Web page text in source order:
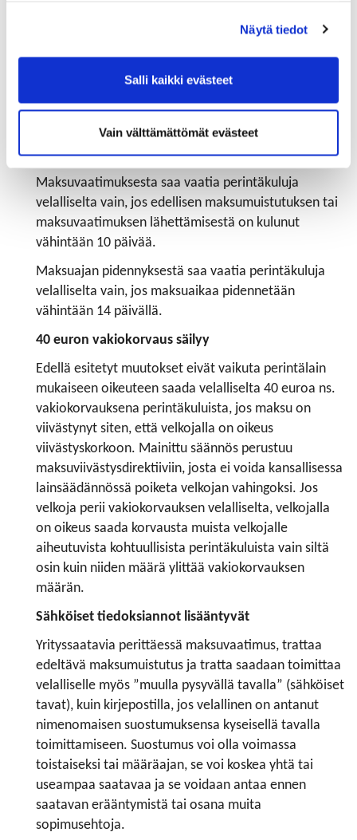
Näytä tiedot
Salli kaikki evästeet
Vain välttämättömät evästeet
Trattaa edeltävän maksumuistutuksen määräaika
protestointiaika pidennetään 10 päivästä 14 päivään.
Lisäksi päätettiin tratan protestoinnin takarajasta (60
pv.).
Maksuvaatimuksesta saa vaatia perintäkuluja
velalliselta vain, jos edellisen maksumuistutuksen tai
maksuvaatimuksen lähettämisestä on kulunut
vähintään 10 päivää.
Maksuajan pidennyksestä saa vaatia perintäkuluja
velalliselta vain, jos maksuaikaa pidennetään
vähintään 14 päivällä.
40 euron vakiokorvaus säilyy
Edellä esitetyt muutokset eivät vaikuta perintälain
mukaiseen oikeuteen saada velalliselta 40 euroa ns.
vakiokorvauksena perintäkuluista, jos maksu on
viivästynyt siten, että velkojalla on oikeus
viivästyskorkoon. Mainittu säännös perustuu
maksuviivästysdirektiiviin, josta ei voida kansallisessa
lainsäädännössä poiketa velkojan vahingoksi. Jos
velkoja perii vakiokorvauksen velalliselta, velkojalla
on oikeus saada korvausta muista velkojalle
aiheutuvista kohtuullisista perintäkuluista vain siltä
osin kuin niiden määrä ylittää vakiokorvauksen
määrän.
Sähköiset tiedoksiannot lisääntyvät
Yrityssaatavia perittäessä maksuvaatimus, trattaa
edeltävä maksumuistutus ja tratta saadaan toimittaa
velalliselle myös ”muulla pysyvällä tavalla” (sähköiset
tavat), kuin kirjepostilla, jos velallinen on antanut
nimenomaisen suostumuksensa kyseisellä tavalla
toimittamiseen. Suostumus voi olla voimassa
toistaiseksi tai määräajan, se voi koskea yhtä tai
useampaa saatavaa ja se voidaan antaa ennen
saatavan erääntymistä tai osana muita
sopimusehtoja.